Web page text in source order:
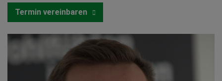
Termin vereinbaren